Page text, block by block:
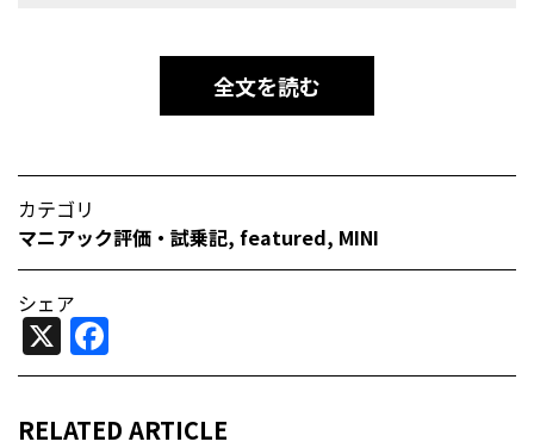
全文を読む
カテゴリ
マニアック評価・試乗記, featured, MINI
シェア
X
RELATED ARTICLE